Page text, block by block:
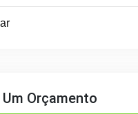
Orçamento